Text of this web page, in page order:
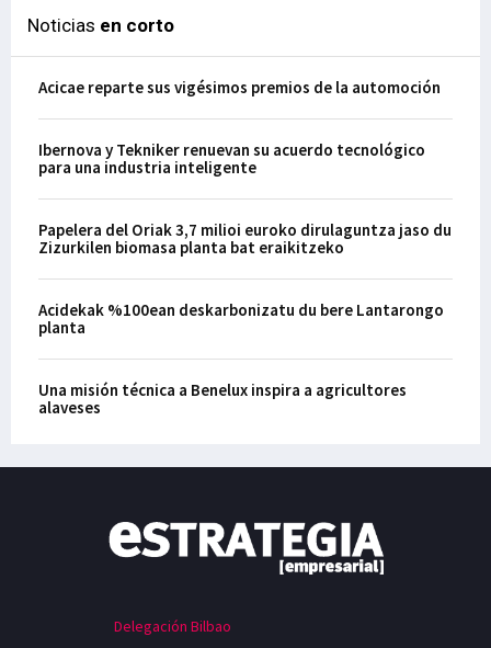
Noticias en corto
Acicae reparte sus vigésimos premios de la automoción
Ibernova y Tekniker renuevan su acuerdo tecnológico
para una industria inteligente
Papelera del Oriak 3,7 milioi euroko dirulaguntza jaso du
Zizurkilen biomasa planta bat eraikitzeko
Acidekak %100ean deskarbonizatu du bere Lantarongo
planta
Una misión técnica a Benelux inspira a agricultores
alaveses
Delegación Bilbao